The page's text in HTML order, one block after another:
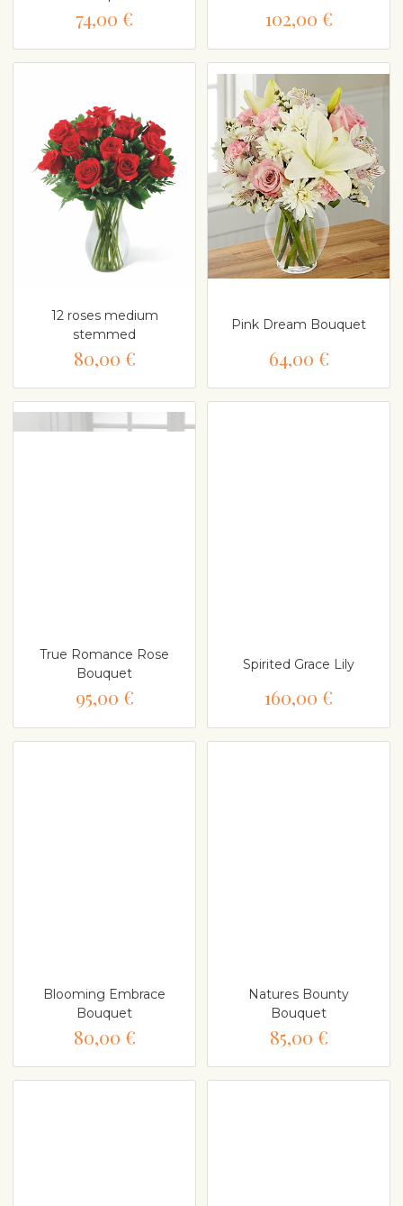
74,00 € 102,00 €
12 roses medium
stemmed
80,00 €
Pink Dream Bouquet
64,00 €
True Romance Rose
Bouquet
95,00 €
Spirited Grace Lily
160,00 €
Blooming Embrace
Bouquet
80,00 €
Natures Bounty
Bouquet
85,00 €